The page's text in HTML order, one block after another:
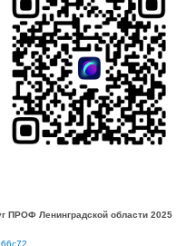
ПРОФ Ленинградской области 2025